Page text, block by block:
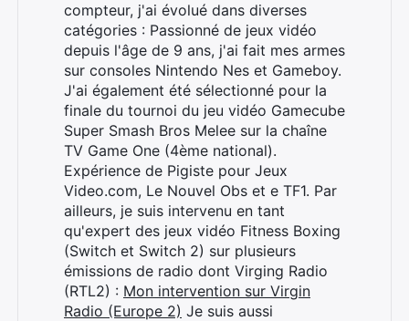
compteur, j'ai évolué dans diverses
catégories : Passionné de jeux vidéo
depuis l'âge de 9 ans, j'ai fait mes armes
sur consoles Nintendo Nes et Gameboy.
J'ai également été sélectionné pour la
finale du tournoi du jeu vidéo Gamecube
Super Smash Bros Melee sur la chaîne
TV Game One (4ème national).
Expérience de Pigiste pour Jeux
Video.com, Le Nouvel Obs et e TF1. Par
ailleurs, je suis intervenu en tant
qu'expert des jeux vidéo Fitness Boxing
(Switch et Switch 2) sur plusieurs
émissions de radio dont Virging Radio
(RTL2) : Mon intervention sur Virgin
Radio (Europe 2) Je suis aussi